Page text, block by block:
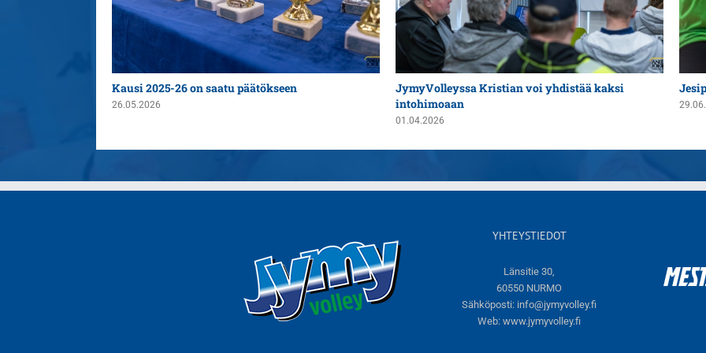
Kausi 2025-26 on saatu päätökseen
26.05.2026
JymyVolleyssa Kristian voi yhdistää kaksi
intohimoaan
01.04.2026
YHTEYSTIEDOT
Länsitie 30,
60550 NURMO
Sähköposti: info@jymyvolley.fi
Web:www.jymyvolley.fi